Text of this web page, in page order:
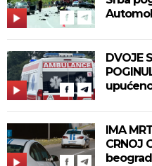
DVOJE
IMA
CRNOJ